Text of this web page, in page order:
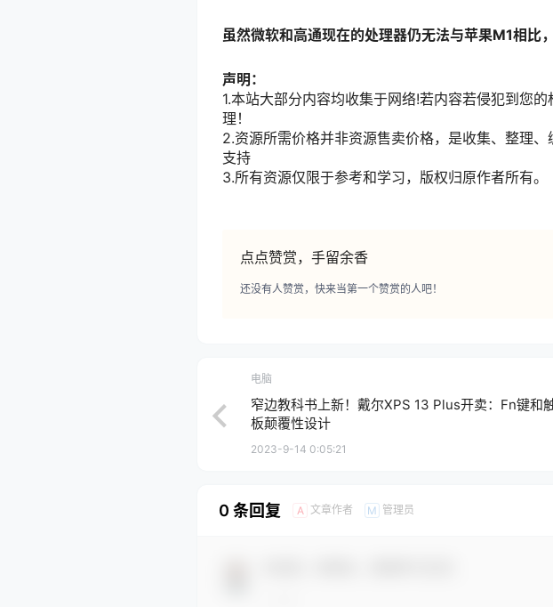
虽然微软和高通现在的处理器仍无法与苹果M1相比
声明：
1.本站大部分内容均收集于网络!若内容若侵犯到您
理！
2.资源所需价格并非资源售卖价格，是收集、整理
支持
3.所有资源仅限于参考和学习，版权归原作者所有。
点点赞赏，手留余香
还没有人赞赏，快来当第一个赞赏的人吧！
电脑
窄边教科书上新！戴尔XPS 13 Plus开卖：Fn键和
板颠覆性设计
2023-9-14 0:05:21
0 条回复 A 文章作者 M 管理员